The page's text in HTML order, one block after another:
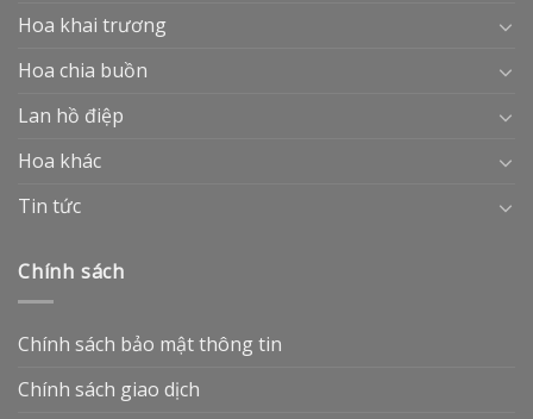
Hoa khai trương
Hoa chia buồn
Lan hồ điệp
Hoa khác
Tin tức
Chính sách
Chính sách bảo mật thông tin
Chính sách giao dịch